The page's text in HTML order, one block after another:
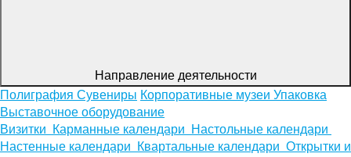
Направление деятельности
Полиграфия Сувениры Корпоративные музеи Упаковка
Выставочное оборудование
Визитки
Карманные календари
Настольные календари
Настенные календари
Квартальные календари Открытки и